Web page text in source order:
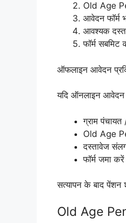
Old Age
आवेदन फॉर्म
आवश्यक
फॉर्म सबमिट
ऑफलाइन आवेदन
यदि ऑनलाइन आवेदन
ग्राम पंचायत
Old Age
दस्तावेज
फॉर्म जमा करें
सत्यापन के बाद पेंशन
Old Age